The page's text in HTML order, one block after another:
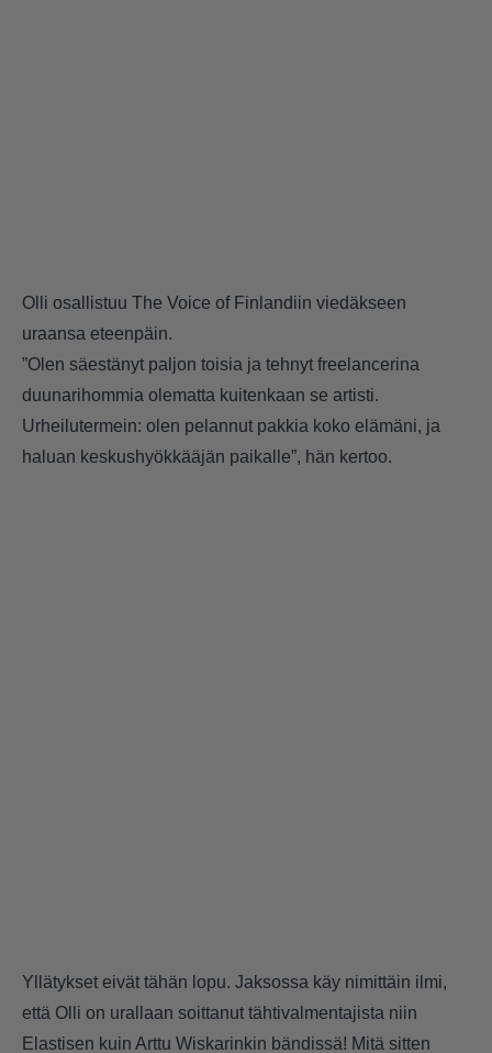
Olli osallistuu The Voice of Finlandiin viedäkseen
uraansa eteenpäin.
”Olen säestänyt paljon toisia ja tehnyt freelancerina
duunarihommia olematta kuitenkaan se artisti.
Urheilutermein: olen pelannut pakkia koko elämäni, ja
haluan keskushyökkääjän paikalle”, hän kertoo.
Yllätykset eivät tähän lopu. Jaksossa käy nimittäin ilmi,
että Olli on urallaan soittanut tähtivalmentajista niin
Elastisen kuin Arttu Wiskarinkin bändissä! Mitä sitten